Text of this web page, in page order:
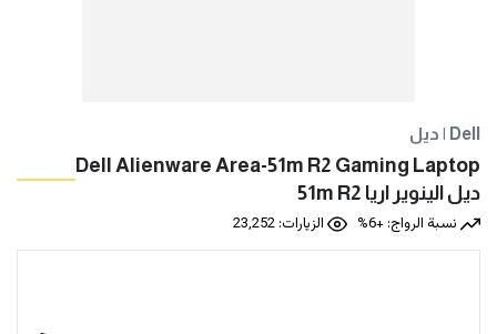
ديل | Dell
Dell Alienware Area-51m R2 Gaming Laptop
ديل الينوير اريا 51m R2
نسبة الرواج: +6%
الزيارات: 23,252